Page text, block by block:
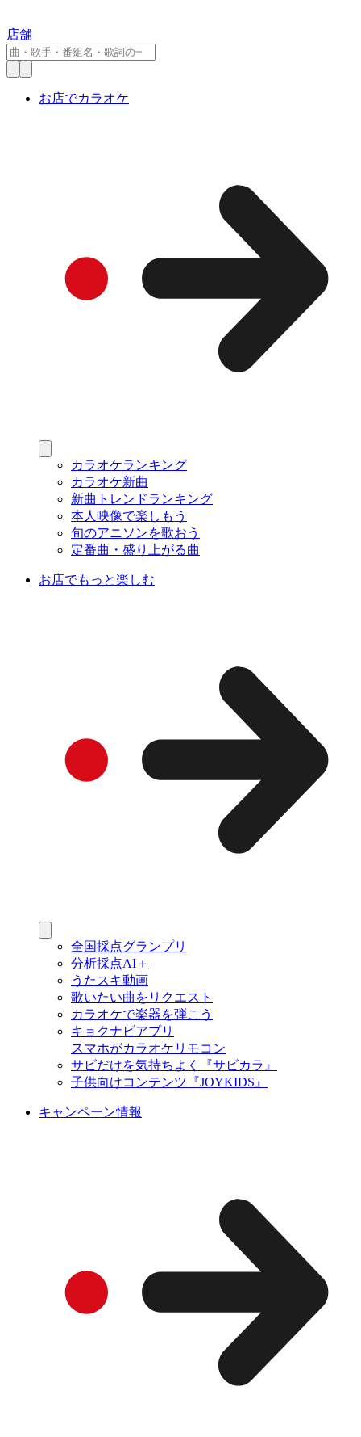
店舗
お店でカラオケ
カラオケランキング
カラオケ新曲
新曲トレンドランキング
本人映像で楽しもう
旬のアニソンを歌おう
定番曲・盛り上がる曲
お店でもっと楽しむ
全国採点グランプリ
分析採点AI＋
うたスキ動画
歌いたい曲をリクエスト
カラオケで楽器を弾こう
キョクナビアプリ
スマホがカラオケリモコン
サビだけを気持ちよく『サビカラ』
子供向けコンテンツ『JOYKIDS』
キャンペーン情報